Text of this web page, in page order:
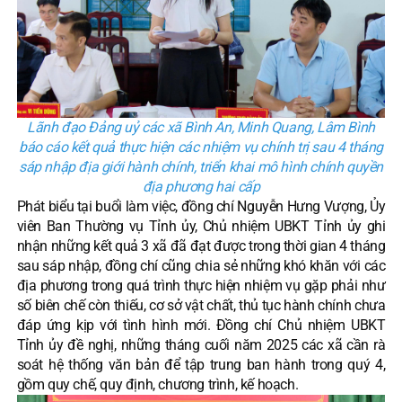
Lãnh đạo Đảng uỷ các xã Bình An, Minh Quang, Lâm Bình
báo cáo kết quả thực hiện các nhiệm vụ chính trị sau 4 tháng
sáp nhập địa giới hành chính, triển khai mô hình chính quyền
địa phương hai cấp
Phát biểu tại buổi làm việc, đồng chí Nguyễn Hưng Vượng, Ủy
viên Ban Thường vụ Tỉnh ủy, Chủ nhiệm UBKT Tỉnh ủy ghi
nhận những kết quả 3 xã đã đạt được trong thời gian 4 tháng
sau sáp nhập, đồng chí cũng chia sẻ những khó khăn với các
địa phương trong quá trình thực hiện nhiệm vụ gặp phải như
số biên chế còn thiếu, cơ sở vật chất, thủ tục hành chính chưa
đáp ứng kịp với tình hình mới. Đồng chí Chủ nhiệm UBKT
Tỉnh ủy đề nghị, những tháng cuối năm 2025 các xã cần rà
soát hệ thống văn bản để tập trung ban hành trong quý 4,
gồm quy chế, quy định, chương trình, kế hoạch.